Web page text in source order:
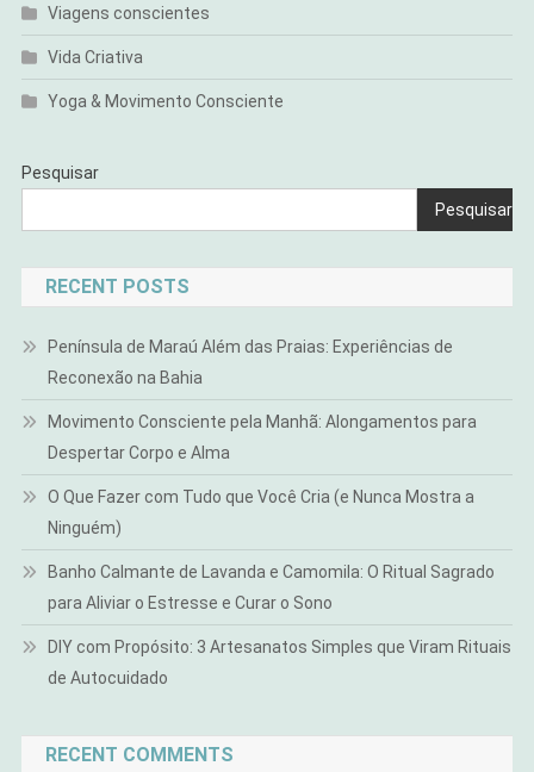
Viagens conscientes
Vida Criativa
Yoga & Movimento Consciente
Pesquisar
Pesquisar
RECENT POSTS
Península de Maraú Além das Praias: Experiências de
Reconexão na Bahia
Movimento Consciente pela Manhã: Alongamentos para
Despertar Corpo e Alma
O Que Fazer com Tudo que Você Cria (e Nunca Mostra a
Ninguém)
Banho Calmante de Lavanda e Camomila: O Ritual Sagrado
para Aliviar o Estresse e Curar o Sono
DIY com Propósito: 3 Artesanatos Simples que Viram Rituais
de Autocuidado
RECENT COMMENTS